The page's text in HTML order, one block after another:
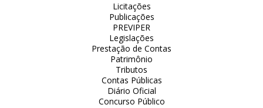
Licitações
Publicações
PREVIPER
Legislações
Prestação de Contas
Patrimônio
Tributos
Contas Públicas
Diário Oficial
Concurso Público